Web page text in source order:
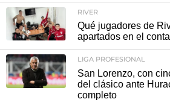
RIVER
Qué jugadores de
apartados en el
LIGA PROFESIONAL
San Lorenzo, con
del clásico ante
completo